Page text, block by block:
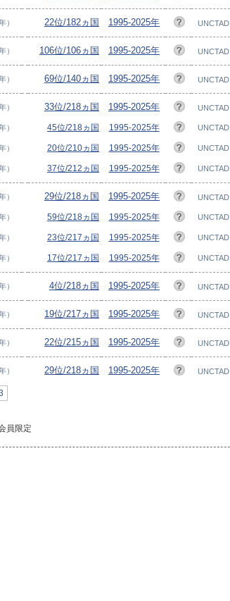
） 22位/182ヵ国 1995-2025年 UNCTAD
） 106位/106ヵ国 1995-2025年 UNCTAD
） 69位/140ヵ国 1995-2025年 UNCTAD
） 33位/218ヵ国 1995-2025年 UNCTAD
） 45位/218ヵ国 1995-2025年 UNCTAD
） 20位/210ヵ国 1995-2025年 UNCTAD
） 37位/212ヵ国 1995-2025年 UNCTAD
） 29位/218ヵ国 1995-2025年 UNCTAD
） 59位/218ヵ国 1995-2025年 UNCTAD
） 23位/217ヵ国 1995-2025年 UNCTAD
） 17位/217ヵ国 1995-2025年 UNCTAD
） 4位/218ヵ国 1995-2025年 UNCTAD
） 19位/217ヵ国 1995-2025年 UNCTAD
） 22位/215ヵ国 1995-2025年 UNCTAD
） 29位/218ヵ国 1995-2025年 UNCTAD
員限定